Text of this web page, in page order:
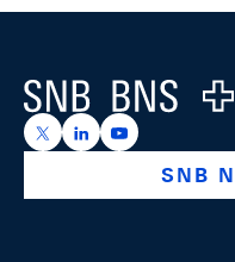
Logo
https://x.com/snb_bns
https://https://
SNB